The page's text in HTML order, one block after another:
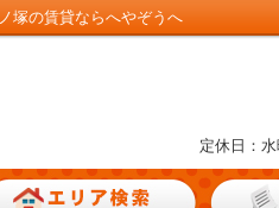
塚の賃貸ならへやぞうへ
定休日：